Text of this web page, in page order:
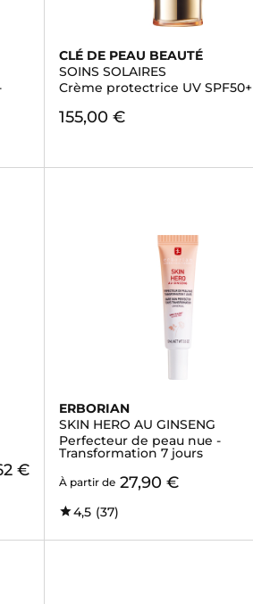
CLÉ DE PEAU BEAUTÉ
SOINS SOLAIRES
Crème protectrice UV SPF50+
155,00 €
€
ERBORIAN
SKIN HERO AU GINSENG
Perfecteur de peau nue -
Transformation 7 jours
À partir de 27,90 €
4,5 (37)